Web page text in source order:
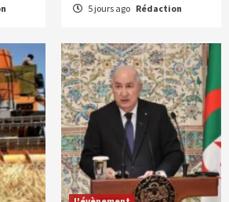
5 jours ago Rédaction